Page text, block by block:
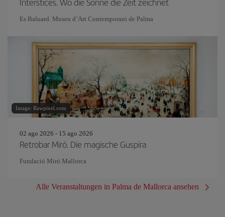
Es Baluard. Museu d’Art Contemporani de Palma
Image: Rawpixel.com
02 ago 2026 - 15 ago 2026
Retrobar Miró. Die magische Guspira
Fundació Miró Mallorca
Alle Veranstaltungen in Palma de Mallorca ansehen